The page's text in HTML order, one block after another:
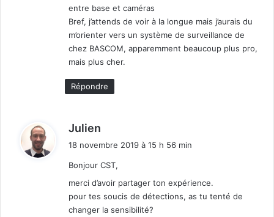
entre base et caméras
Bref, j’attends de voir à la longue mais j’aurais du
m’orienter vers un système de surveillance de
chez BASCOM, apparemment beaucoup plus pro,
mais plus cher.
Répondre
Julien
:
18 novembre 2019 à 15 h 56 min
Bonjour CST,
merci d’avoir partager ton expérience.
pour tes soucis de détections, as tu tenté de
changer la sensibilité?